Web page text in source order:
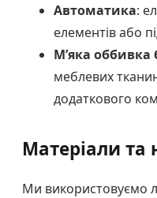
Автоматика:
елементів або
М’яка оббивка
меблевих
додаткового
Матеріали та
Ми використовуємо